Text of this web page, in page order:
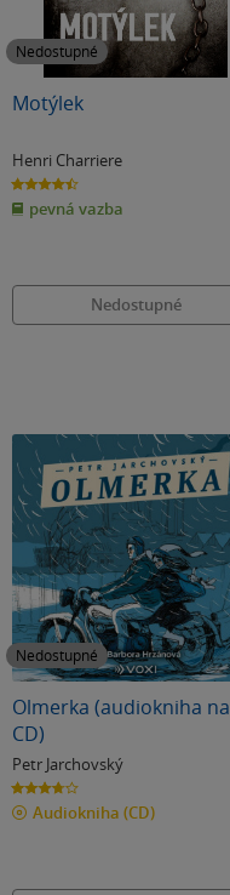
Nedostupné
Motýlek
Henri Charriere
4.5
z
5
hvězdiček
pevná vazba
Nedostupné
Nedostupné
Olmerka (audiokniha na
CD)
Petr Jarchovský
3.7
z
5
hvězdiček
Audiokniha (CD)